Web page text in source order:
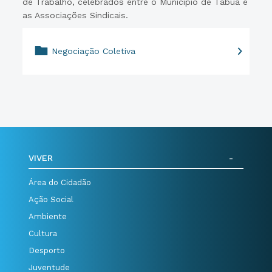
as Associações Sindicais.
Negociação Coletiva
VIVER
Área do Cidadão
Ação Social
Ambiente
Cultura
Desporto
Juventude